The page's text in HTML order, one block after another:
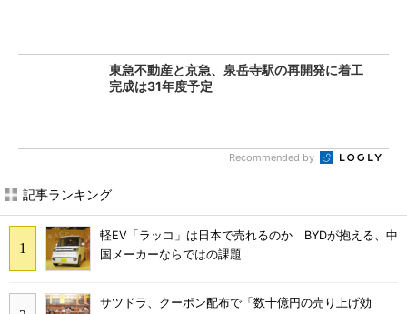
東急不動産と京急、泉岳寺駅の再開発に着工
完成は31年度予定
Recommended by
記事ランキング
軽EV「ラッコ」は日本で売れるのか BYDが抱える、中
国メーカーならではの課題
サツドラ、クーポン配布で「数十億円の売り上げ効